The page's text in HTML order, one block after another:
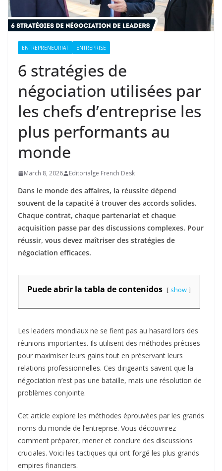
ENTREPRENEURIAT ENTREPRISE
6 stratégies de
négociation utilisées par
les chefs d’entreprise les
plus performants au
monde
March 8, 2026 Editorialge French Desk
Dans le monde des affaires, la réussite dépend
souvent de la capacité à trouver des accords solides.
Chaque contrat, chaque partenariat et chaque
acquisition passe par des discussions complexes. Pour
réussir, vous devez maîtriser des stratégies de
négociation efficaces.
Puede abrir la tabla de contenidos show
Les leaders mondiaux ne se fient pas au hasard lors des
réunions importantes. Ils utilisent des méthodes précises
pour maximiser leurs gains tout en préservant leurs
relations professionnelles. Ces dirigeants savent que la
négociation n’est pas une bataille, mais une résolution de
problèmes conjointe.
Cet article explore les méthodes éprouvées par les grands
noms du monde de l’entreprise. Vous découvrirez
comment préparer, mener et conclure des discussions
cruciales. Voici les tactiques qui ont forgé les plus grands
empires financiers.